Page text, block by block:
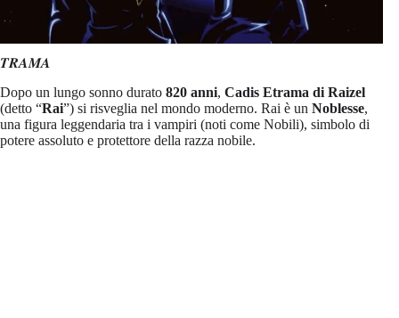
𝑻𝑹𝑨𝑴𝑨
Dopo un lungo sonno durato 820 anni, Cadis Etrama di Raizel
(detto “Rai”) si risveglia nel mondo moderno. Rai è un Noblesse,
una figura leggendaria tra i vampiri (noti come Nobili), simbolo di
potere assoluto e protettore della razza nobile.